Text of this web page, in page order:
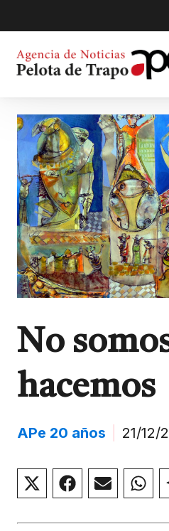
No
hacemos
APe 20 años 21/12/
Compartir
en en en en